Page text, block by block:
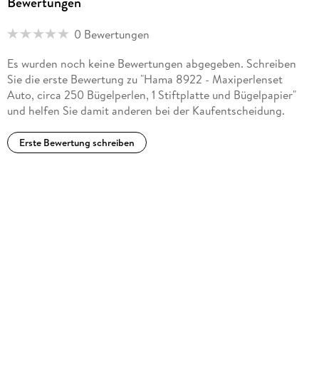
0 Bewertungen
Es wurden noch keine Bewertungen abgegeben. Schreiben
Sie die erste Bewertung zu "Hama 8922 - Maxiperlenset
Auto, circa 250 Bügelperlen, 1 Stiftplatte und Bügelpapier"
und helfen Sie damit anderen bei der Kaufentscheidung.
Erste Bewertung schreiben